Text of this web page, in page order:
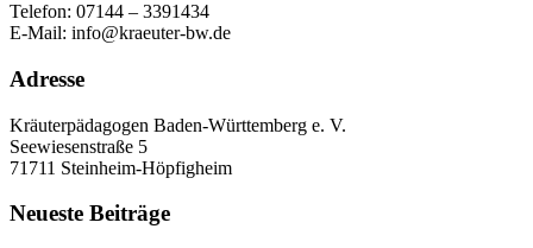
Telefon: 07144 – 3391434
E-Mail: info@kraeuter-bw.de
Adresse
Kräuterpädagogen Baden-Württemberg e. V.
Seewiesenstraße 5
71711 Steinheim-Höpfigheim
Neueste Beiträge